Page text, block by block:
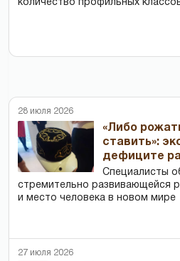
количество профильных
28 июля 2026
«Либо
ставить»:
дефиците
Специалисты
стремительно развивающейся
и место человека в новом мире
27 июля 2026